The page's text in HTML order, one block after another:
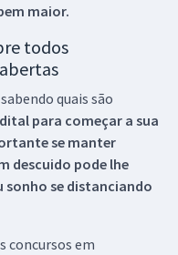
maior.
todos
quais são
para começar a sua
se manter
descuido pode lhe
sonho se distanciando
concursos em